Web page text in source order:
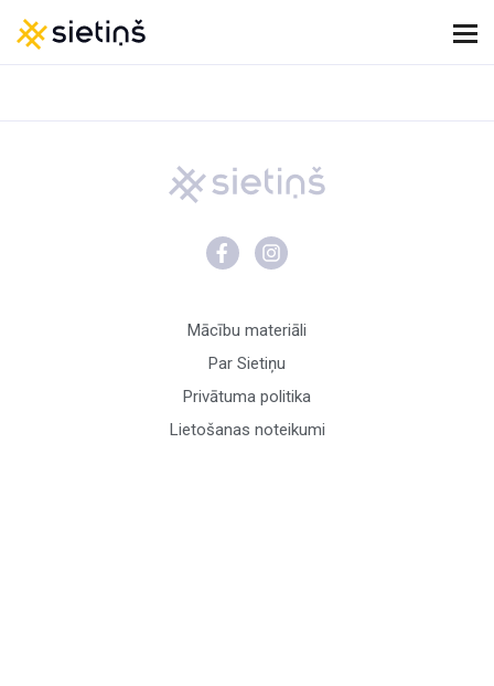
Mācību materiāli
Par Sietiņu
Privātuma politika
Lietošanas noteikumi